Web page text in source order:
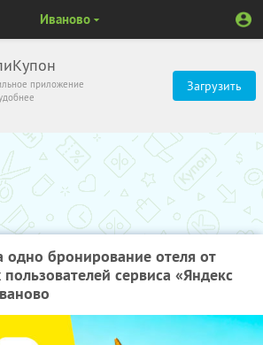
приложение
Загрузить
Иваново
одно бронирование отеля от
сервиса «Яндекс